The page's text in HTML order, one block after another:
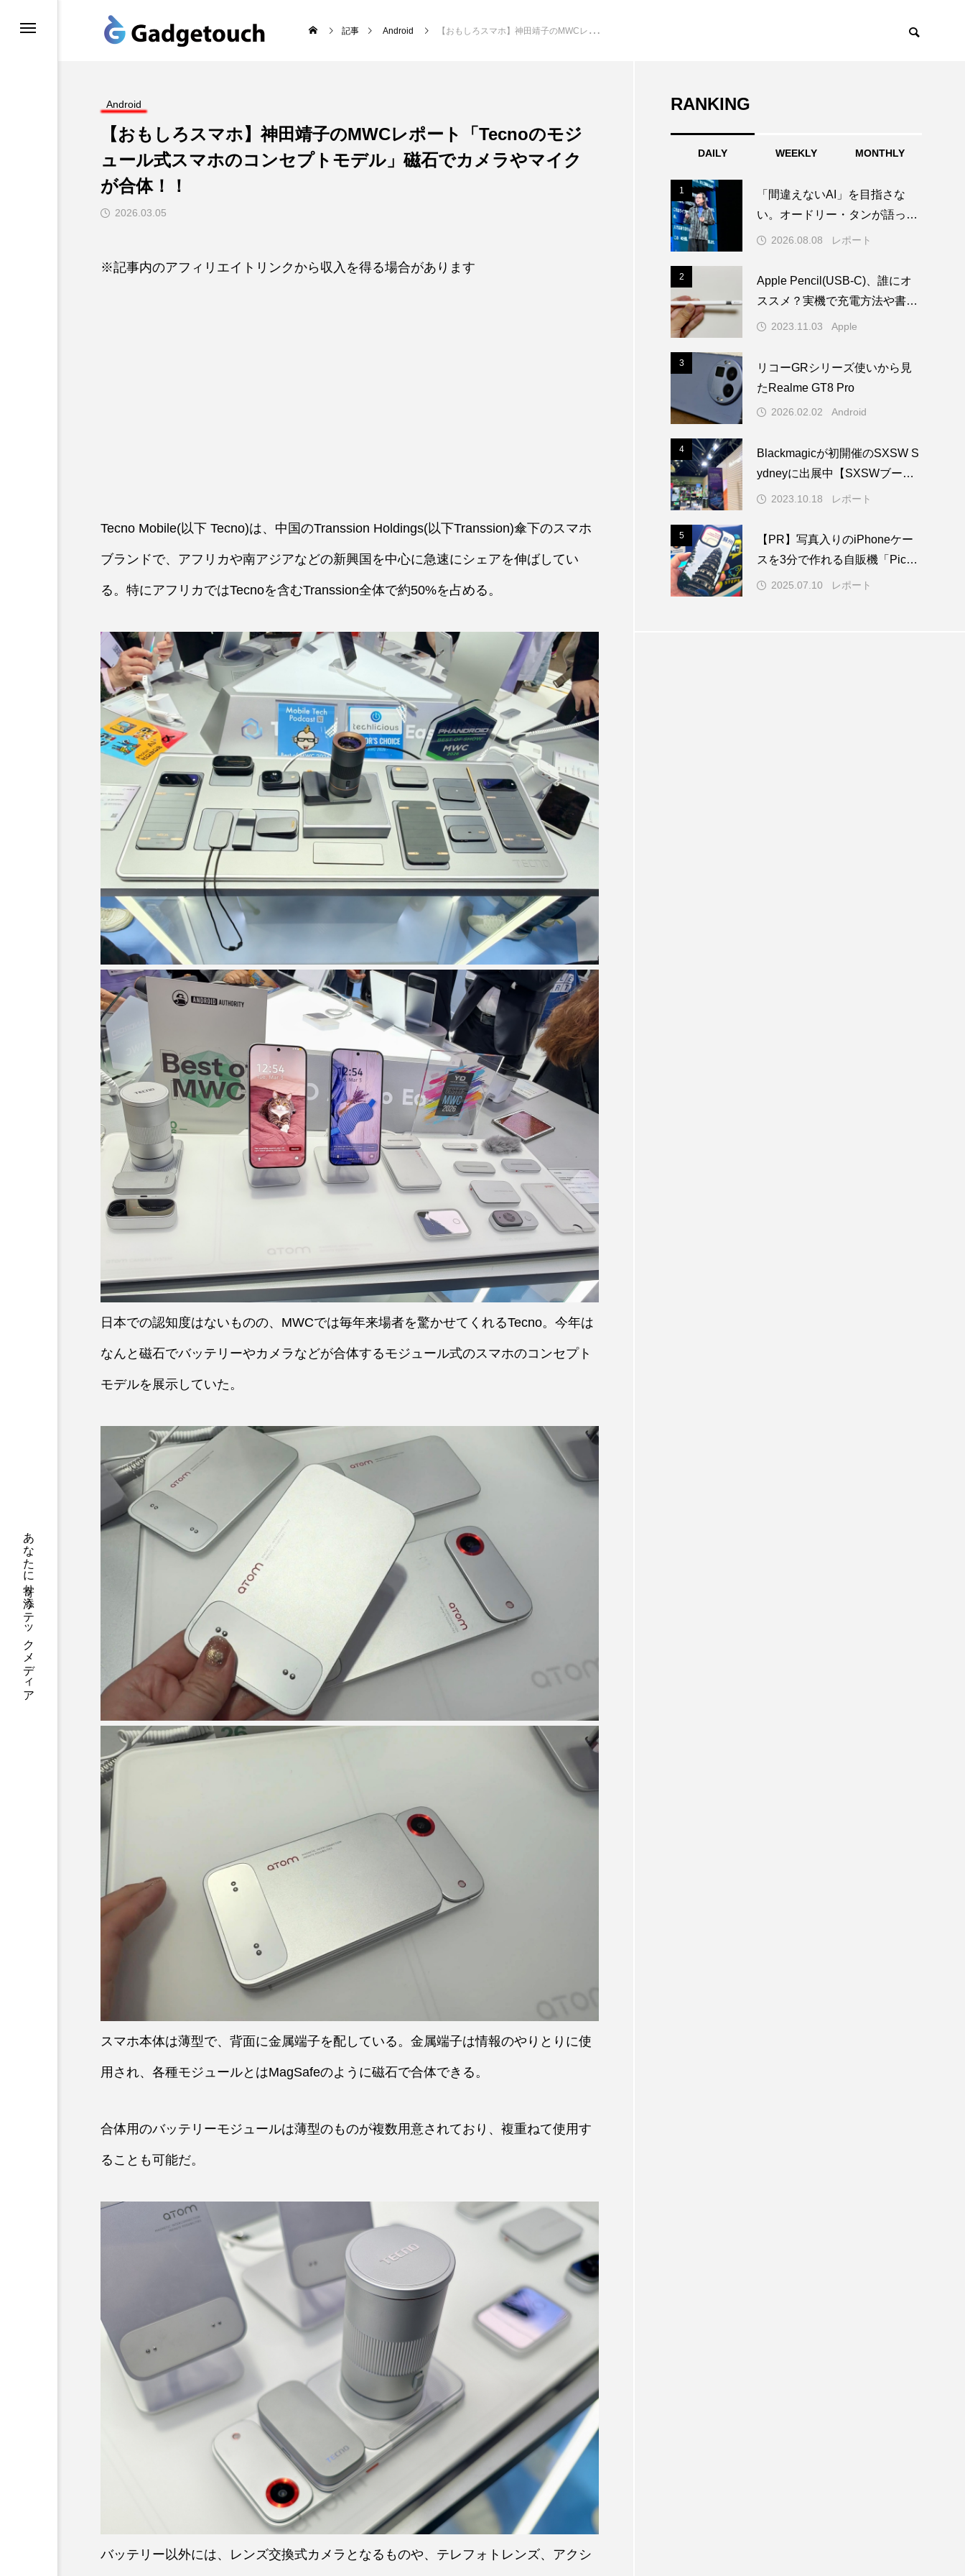
あなたに寄り添う テックメディア
記事 Android 【おもしろスマホ】神田靖子のMWCレポート「Tecnoのモジュール式スマホのコンセプトモデル」磁石でカメラやマイクが合体！！
Android
【おもしろスマホ】神田靖子のMWCレポート「Tecnoのモジ
ュール式スマホのコンセプトモデル」磁石でカメラやマイク
が合体！！
2026.03.05
※記事内のアフィリエイトリンクから収入を得る場合があります
Tecno Mobile(以下 Tecno)は、中国のTranssion Holdings(以下Transsion)傘下のスマホ
ブランドで、アフリカや南アジアなどの新興国を中心に急速にシェアを伸ばしてい
る。特にアフリカではTecnoを含むTranssion全体で約50%を占める。
日本での認知度はないものの、MWCでは毎年来場者を驚かせてくれるTecno。今年は
なんと磁石でバッテリーやカメラなどが合体するモジュール式のスマホのコンセプト
モデルを展示していた。
スマホ本体は薄型で、背面に金属端子を配している。金属端子は情報のやりとりに使
用され、各種モジュールとはMagSafeのように磁石で合体できる。
合体用のバッテリーモジュールは薄型のものが複数用意されており、複重ねて使用す
ることも可能だ。
バッテリー以外には、レンズ交換式カメラとなるものや、テレフォトレンズ、アクシ
RANKING
DAILY WEEKLY MONTHLY
1
「間違えないAI」を目指さな
い。オードリー・タンが語った
Trust by Designとは？
2026.08.08 レポート
2
Apple Pencil(USB-C)、誰にオ
ススメ？実機で充電方法や書き
心地を試してみた！
2023.11.03 Apple
3
リコーGRシリーズ使いから見
たRealme GT8 Pro
2026.02.02 Android
4
Blackmagicが初開催のSXSW S
ydneyに出展中【SXSWブース
レポート】
2023.10.18 レポート
5
【PR】写真入りのiPhoneケー
スを3分で作れる自販機「PickM
e!Case」を使ってみた
2025.07.10 レポート